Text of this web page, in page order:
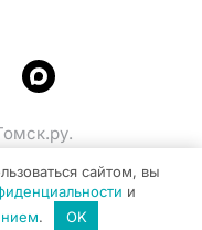
связи и массовых
сайтом, вы
и
. OK